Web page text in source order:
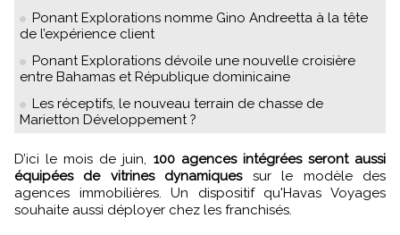
Ponant Explorations nomme Gino Andreetta à la tête
de l’expérience client
Ponant Explorations dévoile une nouvelle croisière
entre Bahamas et République dominicaine
Les réceptifs, le nouveau terrain de chasse de
Marietton Développement ?
D’ici le mois de juin, 100 agences intégrées seront aussi
équipées de vitrines dynamiquessur le modèle des
agences immobilières. Un dispositif qu'Havas Voyages
souhaite aussi déployer chez les franchisés.